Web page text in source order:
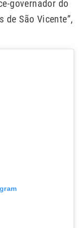
governador do
de São Vicente”,